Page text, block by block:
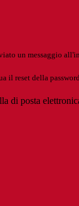
un messaggio
il reset della
di posta